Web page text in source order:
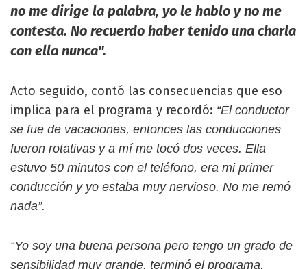
no me dirige la palabra, yo le hablo y no me
contesta. No recuerdo haber tenido una charla
con ella nunca".
Acto seguido, contó las consecuencias que eso
implica para el programa y recordó: “El conductor
se fue de vacaciones, entonces las conducciones
fueron rotativas y a mí me tocó dos veces. Ella
estuvo 50 minutos con el teléfono, era mi primer
conducción y yo estaba muy nervioso. No me remó
nada”.
“Yo soy una buena persona pero tengo un grado de
sensibilidad muy grande, terminó el programa,